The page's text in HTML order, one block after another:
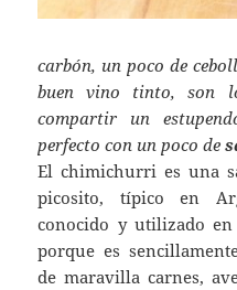
carbón, un poco de
buen vino tinto, son
compartir un
perfecto con un poco de
El chimichurri es una
picosito, típico en
conocido y utilizado
porque es
de maravilla carnes,